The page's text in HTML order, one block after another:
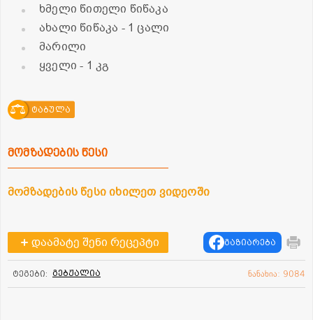
ხმელი წითელი წიწაკა
ახალი წიწაკა - 1 ცალი
მარილი
ყველი- 1 კგ
ტაბულა
მომზადების წესი
მომზადების წესი იხილეთ ვიდეოში
დაამატე შენი რეცეპტი გაზიარება
ტეგები: გებჟალია ნანახია: 9084